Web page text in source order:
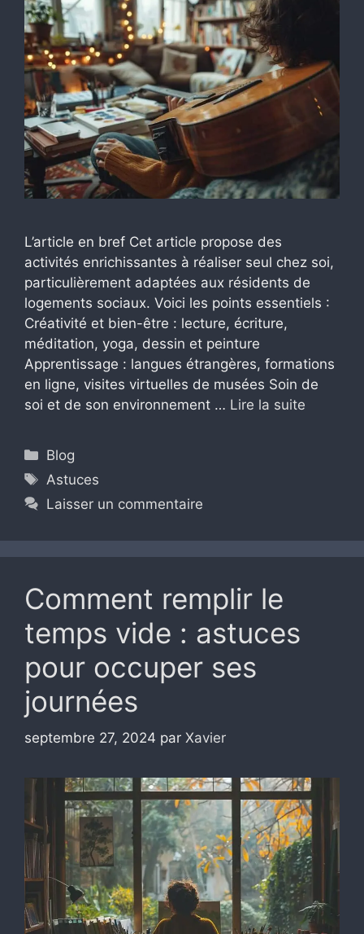
L’article en bref Cet article propose des
activités enrichissantes à réaliser seul chez soi,
particulièrement adaptées aux résidents de
logements sociaux. Voici les points essentiels :
Créativité et bien-être : lecture, écriture,
méditation, yoga, dessin et peinture
Apprentissage : langues étrangères, formations
en ligne, visites virtuelles de musées Soin de
soi et de son environnement … Lire la suite
Catégories
Blog
Étiquettes
Astuces
Laisser un commentaire
Comment remplir le
temps vide : astuces
pour occuper ses
journées
septembre 27, 2024 par Xavier